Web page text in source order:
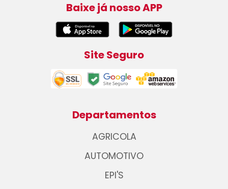
Baixe já nosso APP
Site Seguro
Departamentos
AGRICOLA
AUTOMOTIVO
EPI'S